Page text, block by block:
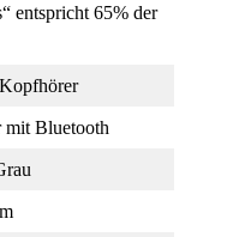
entspricht 65% der
Bluetooth